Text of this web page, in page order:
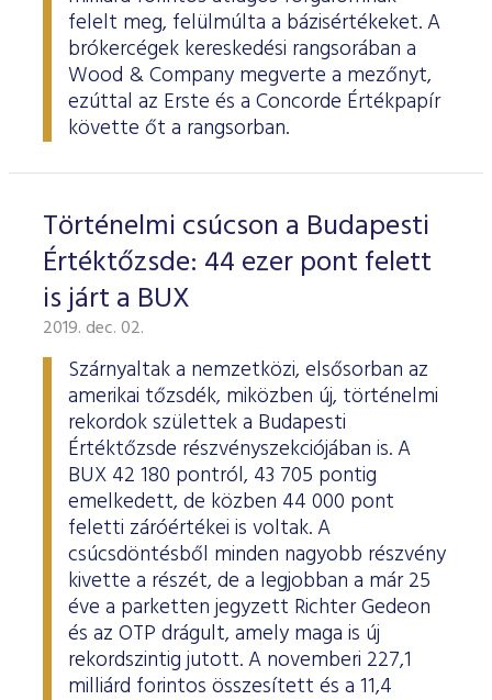
felelt meg, felülmúlta a bázisértékeket. A
brókercégek kereskedési rangsorában a
Wood & Company megverte a mezőnyt,
ezúttal az Erste és a Concorde Értékpapír
követte őt a rangsorban.
Történelmi csúcson a Budapesti
Értéktőzsde: 44 ezer pont felett
is járt a BUX
2019. dec. 02.
Szárnyaltak a nemzetközi, elsősorban az
amerikai tőzsdék, miközben új, történelmi
rekordok születtek a Budapesti
Értéktőzsde részvényszekciójában is. A
BUX 42 180 pontról, 43 705 pontig
emelkedett, de közben 44 000 pont
feletti záróértékei is voltak. A
csúcsdöntésből minden nagyobb részvény
kivette a részét, de a legjobban a már 25
éve a parketten jegyzett Richter Gedeon
és az OTP drágult, amely maga is új
rekordszintig jutott. A novemberi 227,1
milliárd forintos összesített és a 11,4